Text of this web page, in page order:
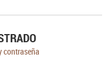
contraseña